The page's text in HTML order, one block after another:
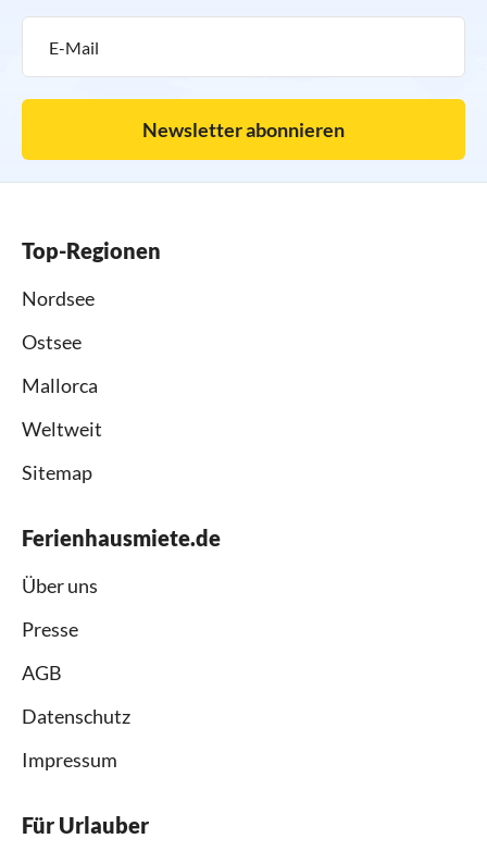
Newsletter abonnieren
Top-Regionen
Nordsee
Ostsee
Mallorca
Weltweit
Sitemap
Ferienhausmiete.de
Über uns
Presse
AGB
Datenschutz
Impressum
Für Urlauber